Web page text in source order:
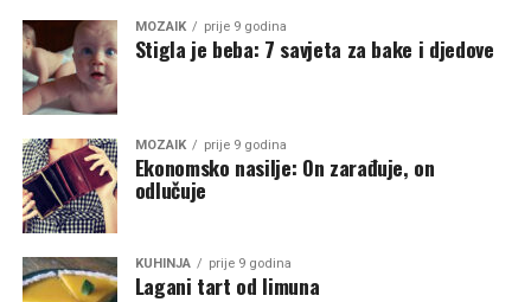
MOZAIK prije 9 godina
Stigla je beba: 7 savjeta za bake i djedove
MOZAIK prije 9 godina
Ekonomsko nasilje: On zarađuje, on
odlučuje
KUHINJA prije 9 godina
Lagani tart od limuna